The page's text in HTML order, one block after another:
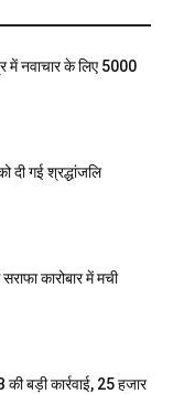
में नवाचार के लिए 5000
दी गई श्रद्धांजलि
कारोबार में मची
बड़ी कार्रवाई, 25 हजार